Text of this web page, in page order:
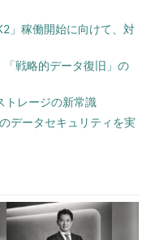
」稼働開始に向けて、対
戦略的データ復旧」の
トレージの新常識
データセキュリティを実